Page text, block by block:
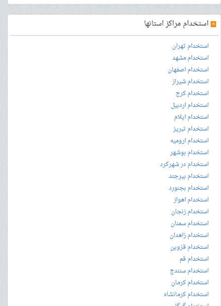
» استخدام مراکز استانها
استخدام تهران
استخدام مشهد
استخدام اصفهان
استخدام شیراز
استخدام کرج
استخدام اردبیل
استخدام ایلام
استخدام تبریز
استخدام ارومیه
استخدام بوشهر
استخدام در شهرکرد
استخدام بیرجند
استخدام بجنورد
استخدام اهواز
استخدام زنجان
استخدام سمنان
استخدام زاهدان
استخدام قزوین
استخدام قم
استخدام سنندج
استخدام کرمان
استخدام کرمانشاه